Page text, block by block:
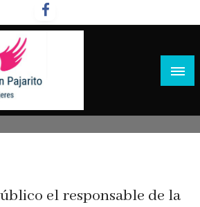
el responsable de la